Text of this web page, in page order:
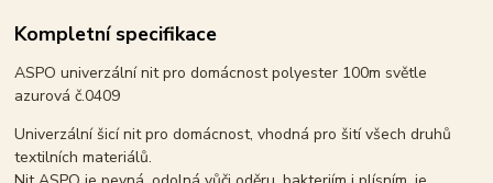
Kompletní specifikace
ASPO univerzální nit pro domácnost polyester 100m světle
azurová č.0409
Univerzální šicí nit pro domácnost, vhodná pro šití všech druhů
textilních materiálů.